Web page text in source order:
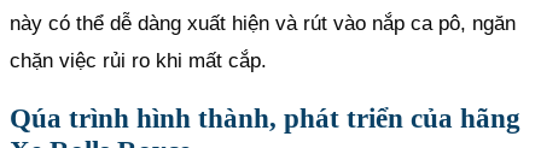
này có thể dễ dàng xuất hiện và rút vào nắp ca pô, ngăn
chặn việc rủi ro khi mất cắp.
Qúa trình hình thành, phát triển của hãng